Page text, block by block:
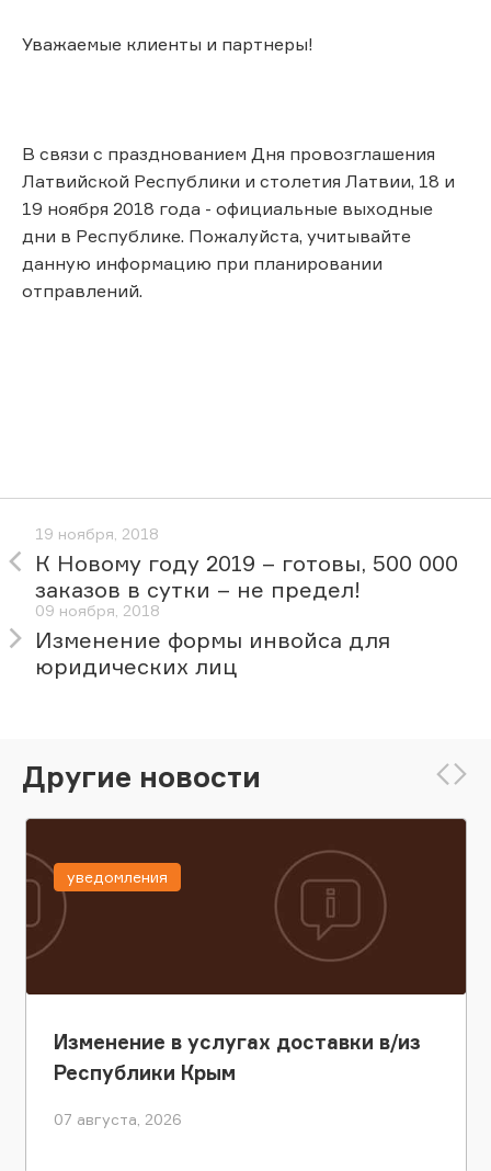
Уважаемые клиенты и партнеры!
В связи с празднованием Дня провозглашения
Латвийской Республики и столетия Латвии, 18 и
19 ноября 2018 года - официальные выходные
дни в Республике. Пожалуйста, учитывайте
данную информацию при планировании
отправлений.
19 ноября, 2018
К Новому году 2019 – готовы, 500 000
заказов в сутки – не предел!
09 ноября, 2018
Изменение формы инвойса для
юридических лиц
Другие новости
Изменение в услугах доставки в/из
Республики Крым
07 августа, 2026
уведомления